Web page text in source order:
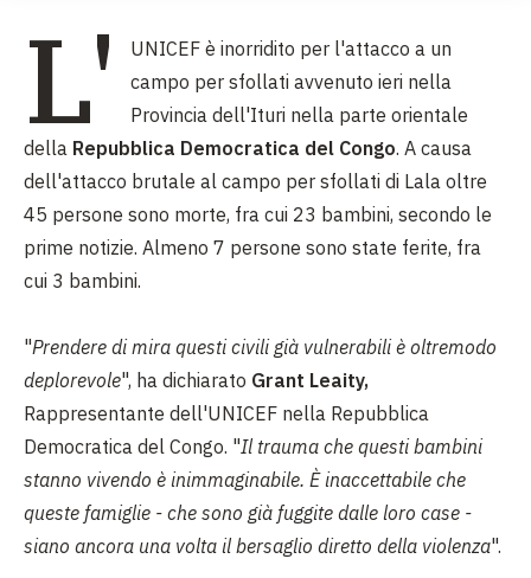
L'
UNICEF è inorridito per l'attacco a un
campo per sfollati avvenuto ieri nella
Provincia dell'Ituri nella parte orientale
della Repubblica Democratica del Congo. A causa
dell'attacco brutale al campo per sfollati di Lala oltre
45 persone sono morte, fra cui 23 bambini, secondo le
prime notizie. Almeno 7 persone sono state ferite, fra
cui 3 bambini.
"Prendere di mira questi civili già vulnerabili è oltremodo
deplorevole", ha dichiarato Grant Leaity,
Rappresentante dell'UNICEF nella Repubblica
Democratica del Congo. "Il trauma che questi bambini
stanno vivendo è inimmaginabile. È inaccettabile che
queste famiglie - che sono già fuggite dalle loro case -
siano ancora una volta il bersaglio diretto della violenza".